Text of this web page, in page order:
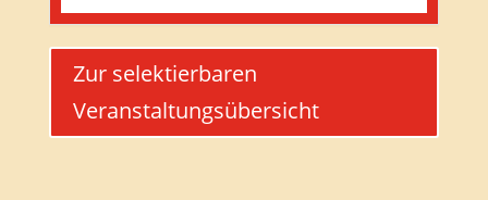
Zur selektierbaren
Veranstaltungsübersicht